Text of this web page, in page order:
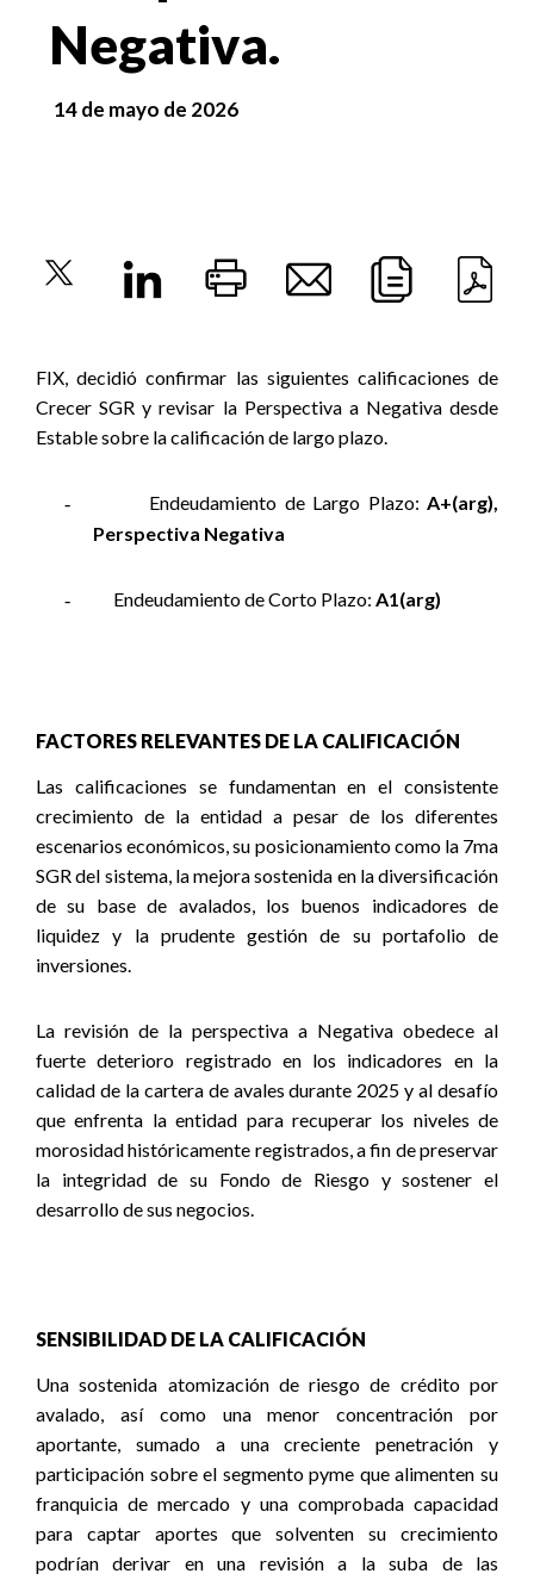
Negativa.
14 de mayo de 2026
FIX, decidió confirmar las siguientes calificaciones de
Crecer SGR y revisar la Perspectiva a Negativa desde
Estable sobre la calificación de largo plazo.
- Endeudamiento de Largo Plazo:A+(arg),
Perspectiva Negativa
- Endeudamiento de Corto Plazo: A1(arg)
FACTORES RELEVANTES DE LA CALIFICACIÓN
Las calificaciones se fundamentan en el consistente
crecimiento de la entidad a pesar de los diferentes
escenarios económicos, su posicionamiento como la 7ma
SGR del sistema, la mejora sostenida en la diversificación
de su base de avalados, los buenos indicadores de
liquidez y la prudente gestión de su portafolio de
inversiones.
La revisión de la perspectiva a Negativa obedece al
fuerte deterioro registrado en los indicadores en la
calidad de la cartera de avales durante 2025 y al desafío
que enfrenta la entidad para recuperar los niveles de
morosidad históricamente registrados, a fin de preservar
la integridad de su Fondo de Riesgo y sostener el
desarrollo de sus negocios.
SENSIBILIDAD DE LA CALIFICACIÓN
Una sostenida atomización de riesgo de crédito por
avalado, así como una menor concentración por
aportante, sumado a una creciente penetración y
participación sobre el segmento pyme que alimenten su
franquicia de mercado y una comprobada capacidad
para captar aportes que solventen su crecimiento
podrían derivar en una revisión a la suba de las